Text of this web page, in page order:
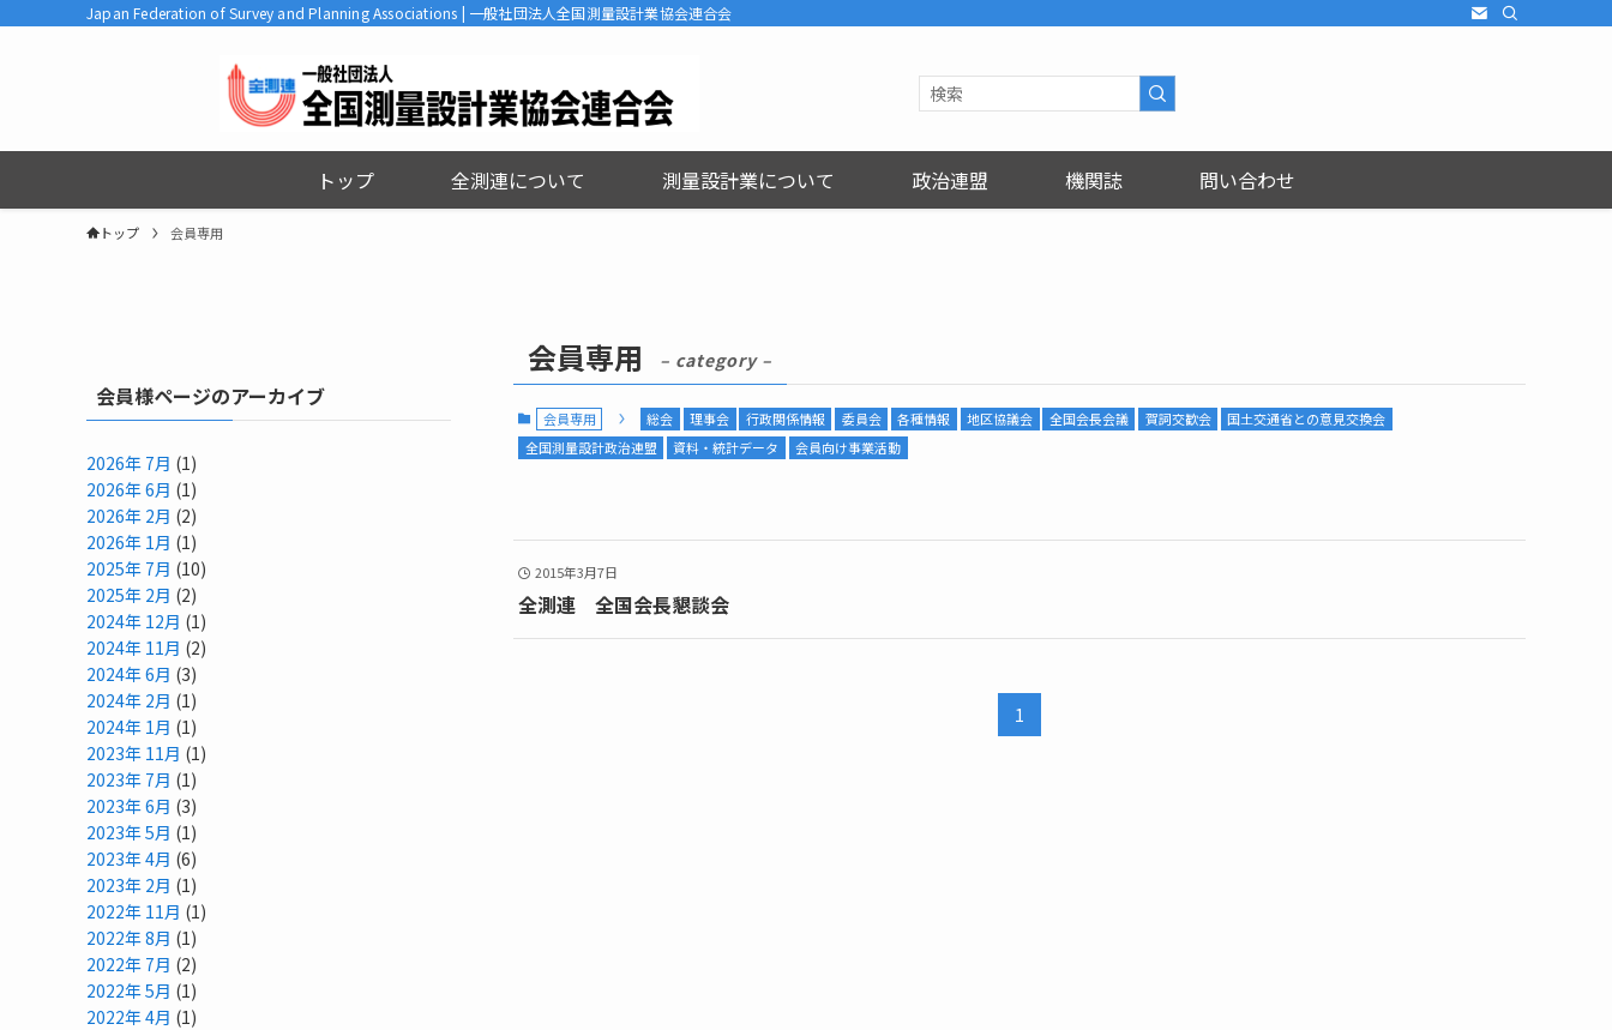
Japan Federation of Survey and Planning Associations | 一般社団法人全国測量設計業協会連合会
トップ 全測連について 測量設計業について 政治連盟 機関誌 問い合わせ
トップ 会員専用
会員専用 – category –
会員専用 総会 理事会 行政関係情報 委員会 各種情報 地区協議会 全国会長会議 賀詞交歓会
国土交通省との意見交換会
全国測量設計政治連盟
資料・統計データ 会員向け事業活動
2015年3月7日
全測連 全国会長懇談会
1
会員様ページのアーカイブ
2026年 7月 (1)
2026年 6月 (1)
2026年 2月 (2)
2026年 1月 (1)
2025年 7月 (10)
2025年 2月 (2)
2024年 12月 (1)
2024年 11月 (2)
2024年 6月 (3)
2024年 2月 (1)
2024年 1月 (1)
2023年 11月 (1)
2023年 7月 (1)
2023年 6月 (3)
2023年 5月 (1)
2023年 4月 (6)
2023年 2月 (1)
2022年 11月 (1)
2022年 8月 (1)
2022年 7月 (2)
2022年 5月 (1)
2022年 4月 (1)